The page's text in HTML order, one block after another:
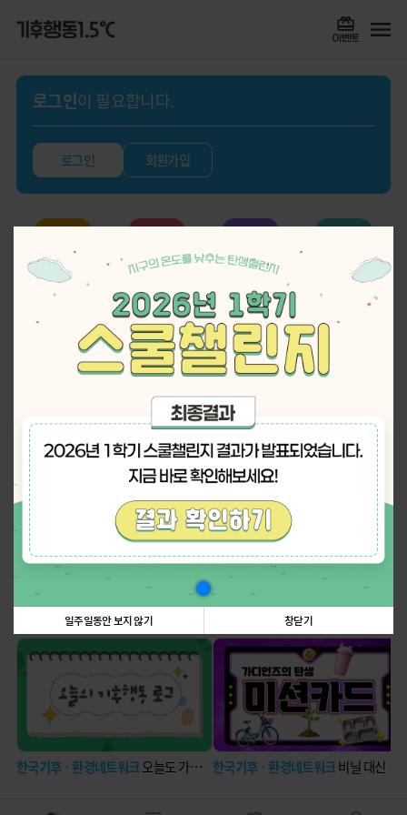
일주일동안 보지 않기 창닫기
로그인이 필요합니다.
로그인 회원가입
스쿨챌린지 실천기록 퀴즈
나의 활동 스탬프
탄소중립에 관한 정보꿀팁! 더보기
한국기후ㆍ환경네트워크오늘도 가볍게 딛는 발걸음 한국기후ㆍ환경네트워크비닐 대신 장바구니